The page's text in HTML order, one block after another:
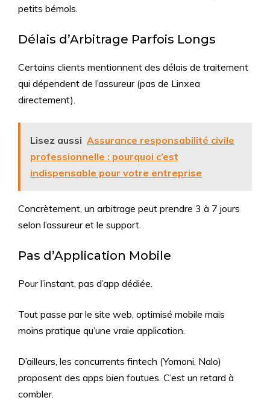
petits bémols.
Délais d’Arbitrage Parfois Longs
Certains clients mentionnent des délais de traitement
qui dépendent de l’assureur (pas de Linxea
directement).
Lisez aussi Assurance responsabilité civile
professionnelle : pourquoi c’est
indispensable pour votre entreprise
Concrètement, un arbitrage peut prendre 3 à 7 jours
selon l’assureur et le support.
Pas d’Application Mobile
Pour l’instant, pas d’app dédiée.
Tout passe par le site web, optimisé mobile mais
moins pratique qu’une vraie application.
D’ailleurs, les concurrents fintech (Yomoni, Nalo)
proposent des apps bien foutues. C’est un retard à
combler.